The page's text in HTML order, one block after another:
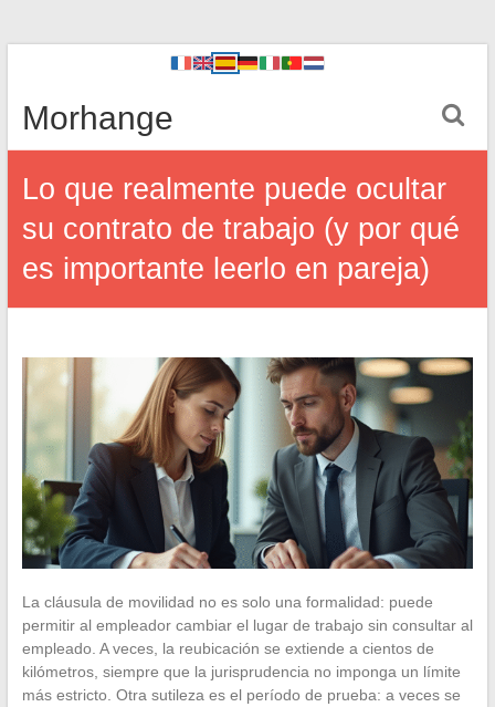
Morhange
Lo que realmente puede ocultar
su contrato de trabajo (y por qué
es importante leerlo en pareja)
La cláusula de movilidad no es solo una formalidad: puede
permitir al empleador cambiar el lugar de trabajo sin consultar al
empleado. A veces, la reubicación se extiende a cientos de
kilómetros, siempre que la jurisprudencia no imponga un límite
más estricto. Otra sutileza es el período de prueba: a veces se